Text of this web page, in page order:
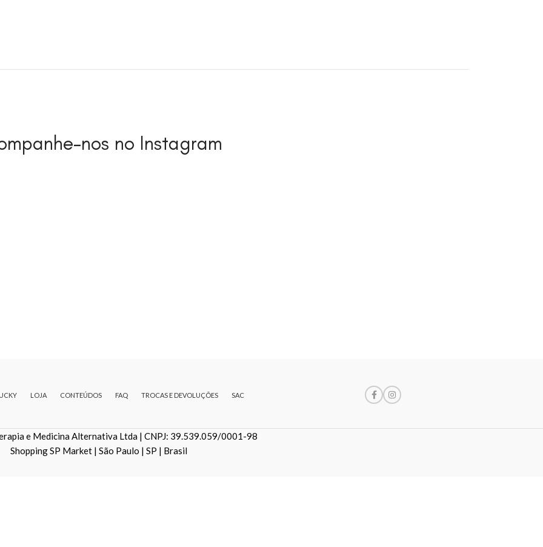
nos no Instagram
LOJA CONTEÚDOS FAQ TROCAS E DEVOLUÇÕES SAC
e Medicina Alternativa Ltda | CNPJ: 39.539.059/0001-98
Shopping SP Market | São Paulo | SP | Brasil